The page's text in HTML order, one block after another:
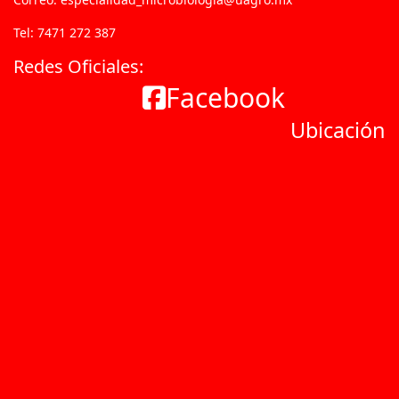
Tel: 7471 272 387
Redes Oficiales:
Facebook
Ubicación